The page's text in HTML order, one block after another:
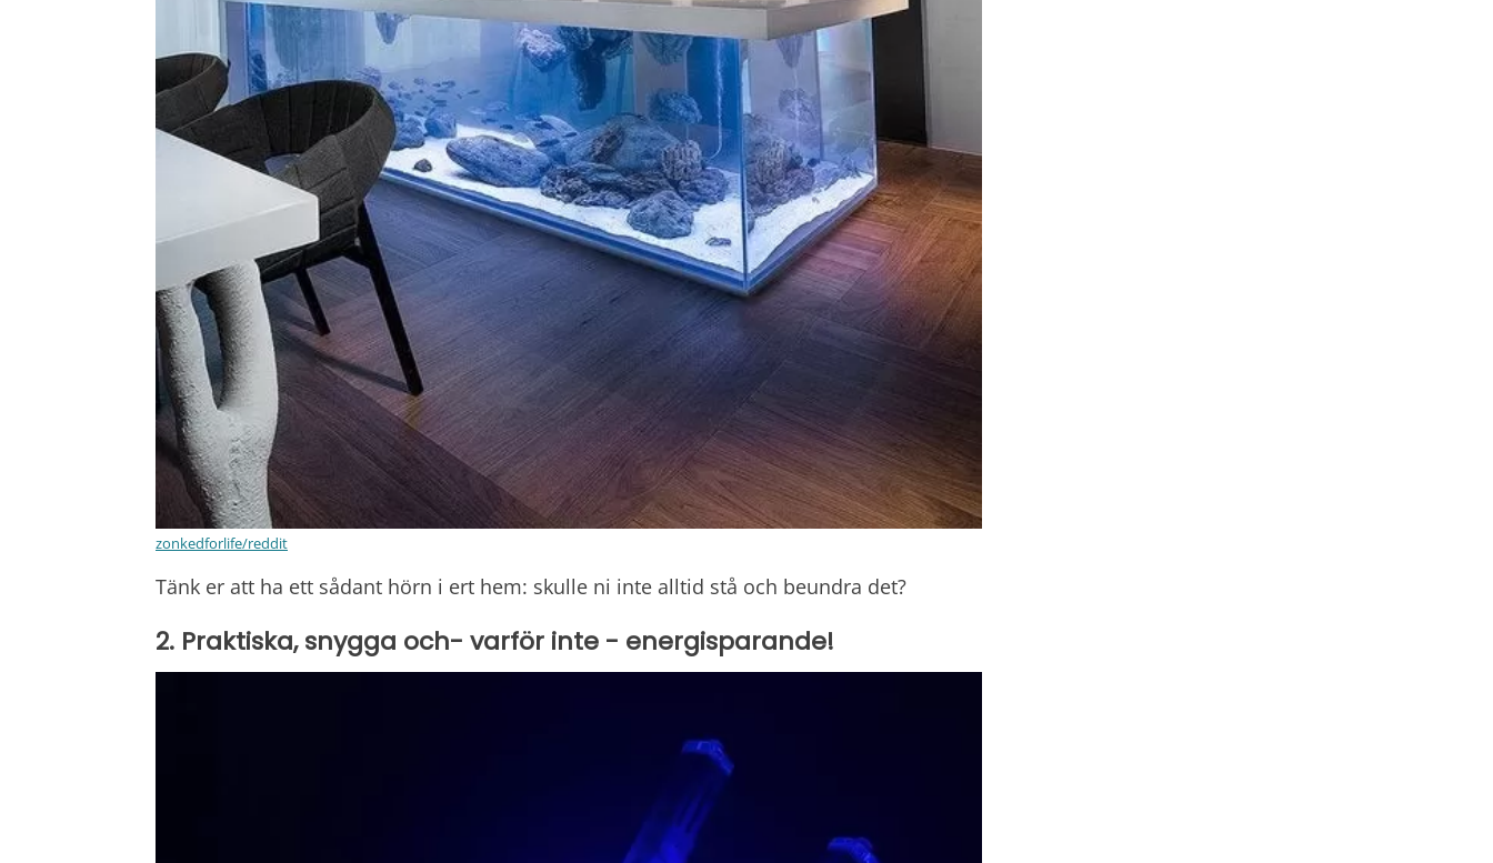
zonkedforlife/reddit
Tänk er att ha ett sådant hörn i ert hem: skulle ni inte alltid stå och beundra det?
2. Praktiska, snygga och- varför inte - energisparande!